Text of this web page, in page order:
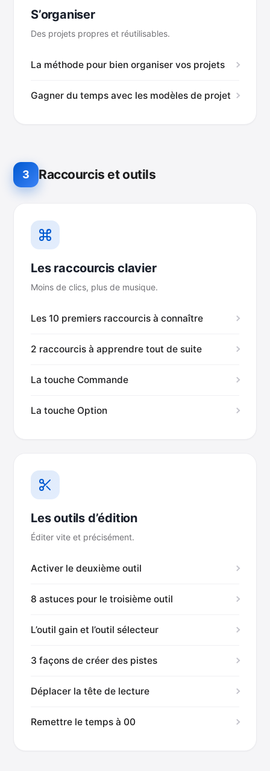
S’organiser
Des projets propres et réutilisables.
La méthode pour bien organiser vos projets
Gagner du temps avec les modèles de projet
3 Raccourcis et outils
Les raccourcis clavier
Moins de clics, plus de musique.
Les 10 premiers raccourcis à connaître
2 raccourcis à apprendre tout de suite
La touche Commande
La touche Option
Les outils d’édition
Éditer vite et précisément.
Activer le deuxième outil
8 astuces pour le troisième outil
L’outil gain et l’outil sélecteur
3 façons de créer des pistes
Déplacer la tête de lecture
Remettre le temps à 00